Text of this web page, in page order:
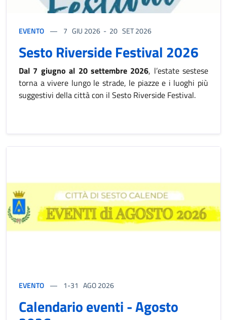
EVENTO 7 GIU 2026 - 20 SET 2026
Sesto Riverside Festival 2026
Dal 7 giugno al 20 settembre 2026, l’estate sestese
torna a vivere lungo le strade, le piazze e i luoghi più
suggestivi della città con il Sesto Riverside Festival.
EVENTO 1-31 AGO 2026
Calendario eventi - Agosto